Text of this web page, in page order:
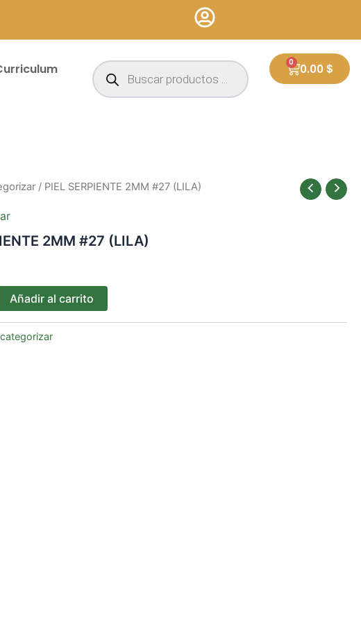
Búsqueda
de
productos
0.00 $
0
Cart
/ PIEL SERPIENTE 2MM #27 (LILA)
2MM #27 (LILA)
Añadir al carrito